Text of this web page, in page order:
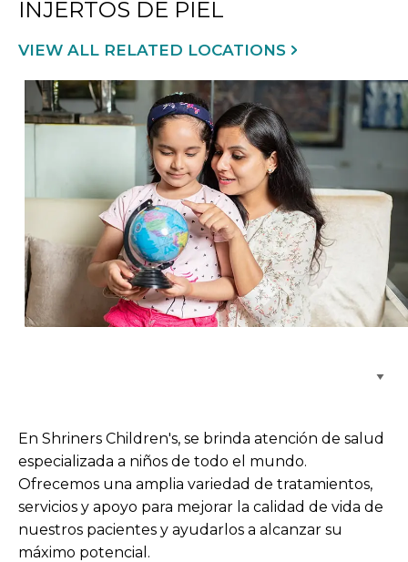
INJERTOS DE PIEL
VIEW ALL RELATED LOCATIONS
En Shriners Children's, se brinda atención de salud
especializada a niños de todo el mundo.
Ofrecemos una amplia variedad de tratamientos,
servicios y apoyo para mejorar la calidad de vida de
nuestros pacientes y ayudarlos a alcanzar su
máximo potencial.